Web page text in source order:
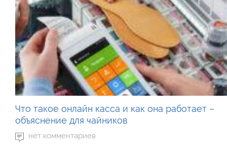
Что такое онлайн касса и как она работает –
объяснение для чайников
нет комментариев